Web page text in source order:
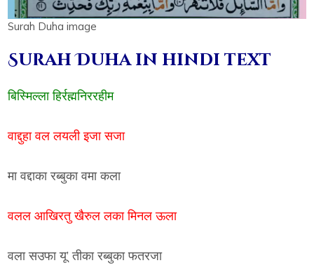
Surah Duha image
Surah Duha in hindi text
बिस्मिल्ला हिर्रह्मनिररहीम
वाद्दुहा वल लयली इजा सजा
मा वद्दाका रब्बुका वमा कला
वलल आखिरतु खैरुल लका मिनल ऊला
वला सउफा यू’ तीका रब्बुका फतरजा